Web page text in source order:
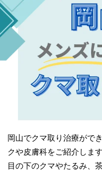
岡山でクマ取り治療がで
クや皮膚科をご紹介します
目の下のクマやたるみ、